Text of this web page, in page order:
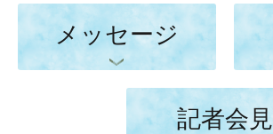
メッセージ
記者会見